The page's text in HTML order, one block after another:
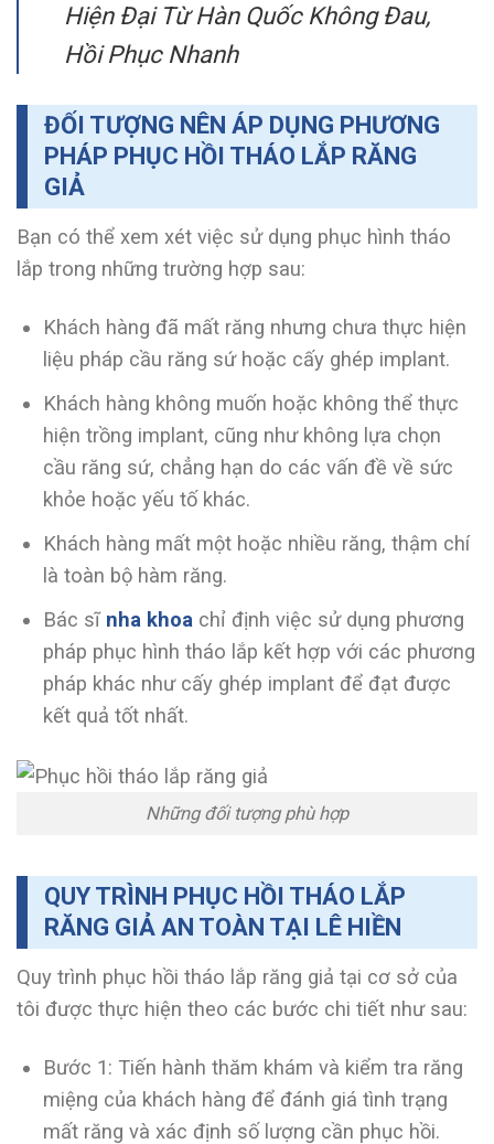
Hiện Đại Từ Hàn Quốc Không Đau,
Hồi Phục Nhanh
ĐỐI TƯỢNG NÊN ÁP DỤNG PHƯƠNG
PHÁP PHỤC HỒI THÁO LẮP RĂNG
GIẢ
Bạn có thể xem xét việc sử dụng phục hình tháo
lắp trong những trường hợp sau:
Khách hàng đã mất răng nhưng chưa thực hiện
liệu pháp cầu răng sứ hoặc cấy ghép implant.
Khách hàng không muốn hoặc không thể thực
hiện trồng implant, cũng như không lựa chọn
cầu răng sứ, chẳng hạn do các vấn đề về sức
khỏe hoặc yếu tố khác.
Khách hàng mất một hoặc nhiều răng, thậm chí
là toàn bộ hàm răng.
Bác sĩ nha khoachỉ định việc sử dụng phương
pháp phục hình tháo lắp kết hợp với các phương
pháp khác như cấy ghép implant để đạt được
kết quả tốt nhất.
Những đối tượng phù hợp
QUY TRÌNH PHỤC HỒI THÁO LẮP
RĂNG GIẢ AN TOÀN TẠI LÊ HIỀN
Quy trình phục hồi tháo lắp răng giả tại cơ sở của
tôi được thực hiện theo các bước chi tiết như sau:
Bước 1: Tiến hành thăm khám và kiểm tra răng
miệng của khách hàng để đánh giá tình trạng
mất răng và xác định số lượng cần phục hồi.